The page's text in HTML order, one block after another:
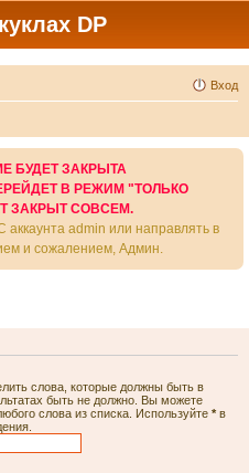
DP
Вход
БУДЕТ ЗАКРЫТА
В РЕЖИМ "ТОЛЬКО
ЗАКРЫТ СОВСЕМ.
admin или направлять в
и сожалением, Админ.
слова, которые должны быть в
быть не должно. Вы можете
слова из списка. Используйте *в